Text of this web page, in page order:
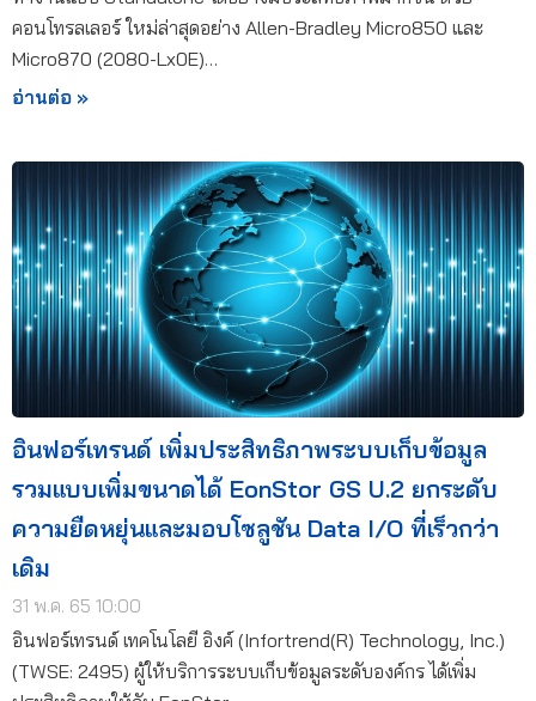
คอนโทรลเลอร์ ใหม่ล่าสุดอย่าง Allen-Bradley Micro850 และ
Micro870 (2080-Lx0E)…
อ่านต่อ »
อินฟอร์เทรนด์ เพิ่มประสิทธิภาพระบบเก็บข้อมูล
รวมแบบเพิ่มขนาดได้ EonStor GS U.2 ยกระดับ
ความยืดหยุ่นและมอบโซลูชัน Data I/O ที่เร็วกว่า
เดิม
31 พ.ค. 65 10:00
อินฟอร์เทรนด์ เทคโนโลยี อิงค์ (Infortrend(R) Technology, Inc.)
(TWSE: 2495) ผู้ให้บริการระบบเก็บข้อมูลระดับองค์กร ได้เพิ่ม